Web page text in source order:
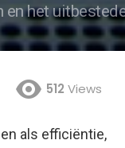
en het
512 Views
als efficiëntie,